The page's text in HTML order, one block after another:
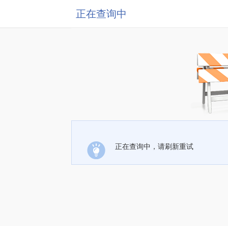
正在查询中
正在查询中，请刷新重试